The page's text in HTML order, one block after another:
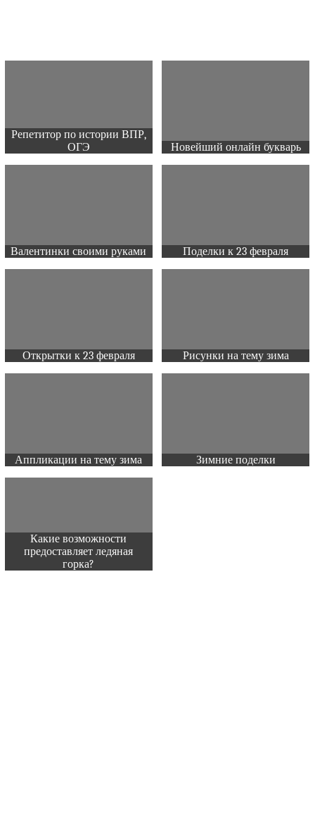
Репетитор по истории ВПР,
ОГЭ
Новейший онлайн букварь
Валентинки своими руками Поделки к 23 февраля
Открытки к 23 февраля Рисунки на тему зима
Аппликации на тему зима Зимние поделки
Какие возможности
предоставляет ледяная
горка?